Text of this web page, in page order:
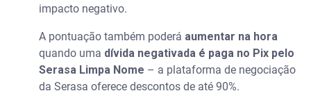
impacto negativo.
A pontuação também poderá aumentar na hora
quando uma dívida negativada é paga no Pix pelo
Serasa Limpa Nome – a plataforma de negociação
da Serasa oferece descontos de até 90%.